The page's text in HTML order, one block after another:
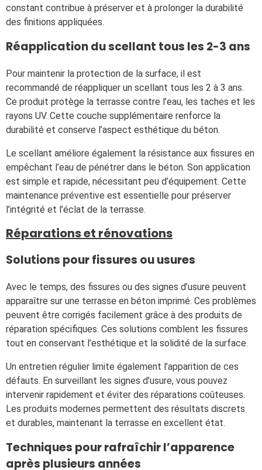
constant contribue à préserver et à prolonger la durabilité
des finitions appliquées.
Réapplication du scellant tous les 2-3 ans
Pour maintenir la protection de la surface, il est
recommandé de réappliquer un scellant tous les 2 à 3 ans.
Ce produit protège la terrasse contre l’eau, les taches et les
rayons UV. Cette couche supplémentaire renforce la
durabilité et conserve l’aspect esthétique du béton.
Le scellant améliore également la résistance aux fissures en
empêchant l’eau de pénétrer dans le béton. Son application
est simple et rapide, nécessitant peu d’équipement. Cette
maintenance préventive est essentielle pour préserver
l’intégrité et l’éclat de la terrasse.
Réparations et rénovations
Solutions pour fissures ou usures
Avec le temps, des fissures ou des signes d’usure peuvent
apparaître sur une terrasse en béton imprimé. Ces problèmes
peuvent être corrigés facilement grâce à des produits de
réparation spécifiques. Ces solutions comblent les fissures
tout en conservant l’esthétique et la solidité de la surface.
Un entretien régulier limite également l’apparition de ces
défauts. En surveillant les signes d’usure, vous pouvez
intervenir rapidement et éviter des réparations coûteuses.
Les produits modernes permettent des résultats discrets
et durables, maintenant la terrasse en excellent état.
Techniques pour rafraîchir l’apparence
après plusieurs années